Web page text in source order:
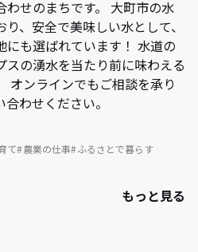
わせのまちです。 大町市の水
、安全で美味しい水として、
にも選ばれています！ 水道の
の湧水を当たり前に味わえる
オンラインでもご相談を承り
わせください。
て 農業の仕事 ふるさとで暮らす
もっと見る